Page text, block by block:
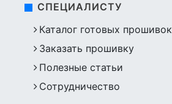
СПЕЦИАЛИСТУ
Каталог готовых прошивок
Заказать прошивку
Полезные статьи
Сотрудничество